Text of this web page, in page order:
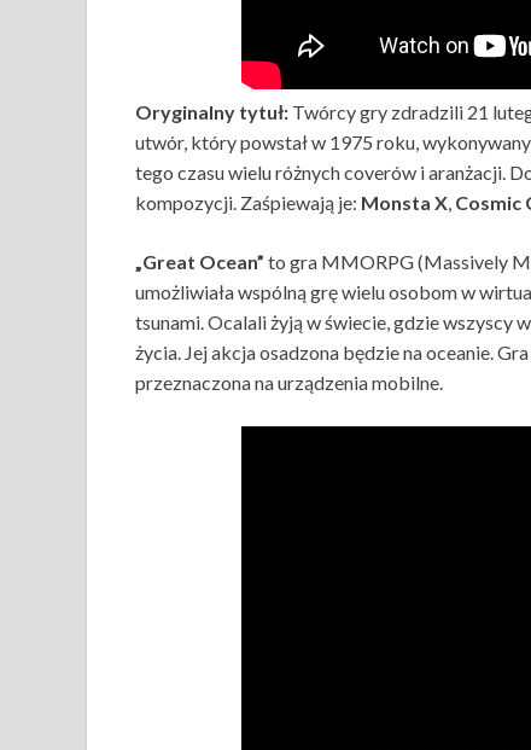
Oryginalny tytuł: Twórcy gry zdradzili 21
utwór, który powstał w 1975 roku, wykonywany
tego czasu wielu różnych coverów i aranżacji.
kompozycji. Zaśpiewają je: Monsta X, Cosmic
„Great Ocean” to gra MMORPG (Massively
umożliwiała wspólną grę wielu osobom w
tsunami. Ocalali żyją w świecie, gdzie wszyscy
życia. Jej akcja osadzona będzie na oceanie.
przeznaczona na urządzenia mobilne.